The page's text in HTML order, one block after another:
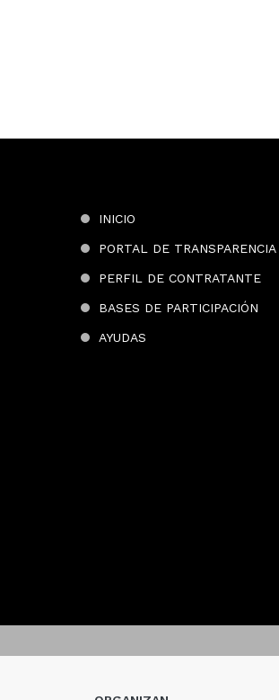
INICIO
PORTAL DE TRANSPARENCIA
PERFIL DE CONTRATANTE
BASES DE PARTICIPACIÓN
AYUDAS